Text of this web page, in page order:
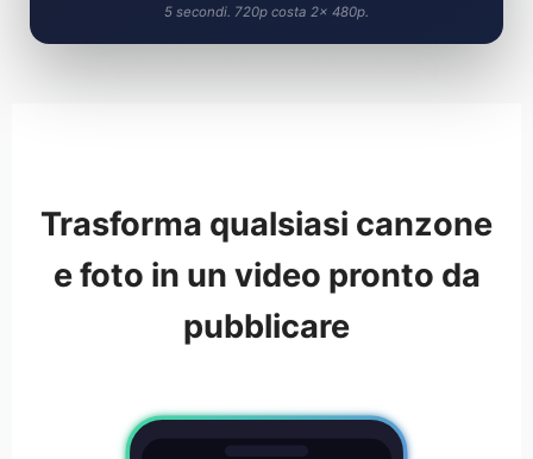
5 secondi. 720p costa 2× 480p.
Trasforma qualsiasi canzone
e foto in un video pronto da
pubblicare